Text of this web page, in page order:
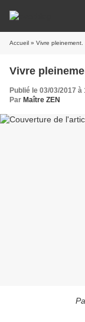
Accueil » Vivre pleinement.
Vivre
Publié le 03/03/2017 à
Par Maître ZEN